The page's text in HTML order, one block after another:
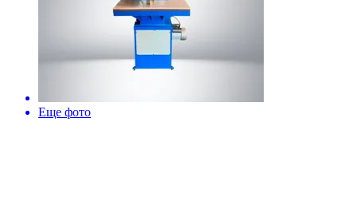
Еще фото